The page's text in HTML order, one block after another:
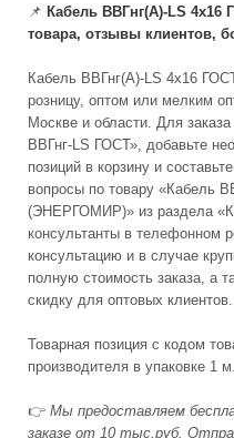
📌 Кабель ВВГнг(А)-LS
товара, отзывы клиентов,
Кабель ВВГнг(А)-LS 4х16
розницу, оптом или мелким
Москве и области. Для
ВВГнг-LS ГОСТ», добавьте
позиций в корзину и
вопросы по товару «Кабель
(ЭНЕРГОМИР)» из раздела
консультанты в телефонном
консультацию и в случае
полную стоимость заказа, а
скидку для оптовых клиентов.
Товарная позиция с кодом
производителя в упаковке 1
👉 Мы предоставляем
заказе от 10 тыс.руб.